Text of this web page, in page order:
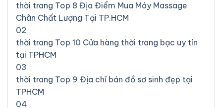
thời trang Top 8 Địa Điểm Mua Máy Massage
Chân Chất Lượng Tại TP.HCM
02
thời trang Top 10 Cửa hàng thời trang bạc uy tín
tại TPHCM
03
thời trang Top 9 Địa chỉ bán đồ sơ sinh đẹp tại
TPHCM
04